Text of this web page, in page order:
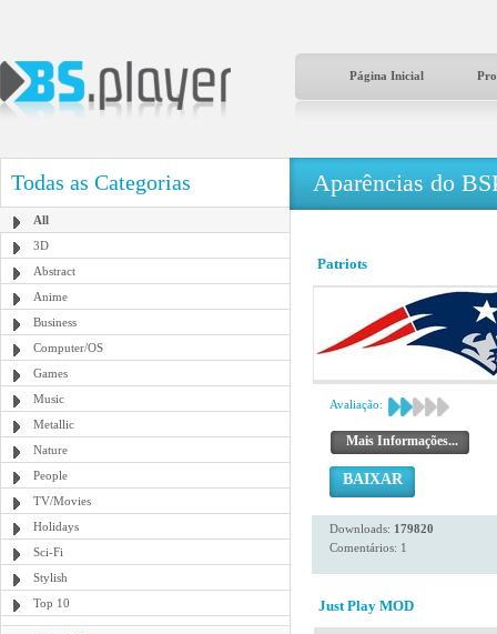
Página Inicial
Todas as Categorias
All
3D
Abstract
Anime
Business
Computer/OS
Games
Music
Metallic
Nature
People
TV/Movies
Holidays
Sci-Fi
Stylish
Top 10
Aparências do
Patriots
Avaliação:
Mais Informações...
BAIXAR
Downloads: 179820
Comentários: 1
Just Play MOD